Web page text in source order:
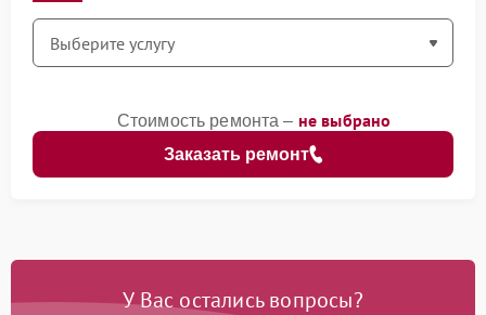
Заказать ремонт
Стоимость ремонта – не выбрано
У Вас остались вопросы?